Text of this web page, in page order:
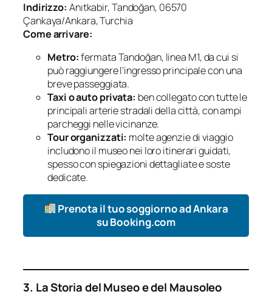
Indirizzo: Anıtkabir, Tandoğan, 06570
Çankaya/Ankara, Turchia
Come arrivare:
Metro:fermata Tandoğan, linea M1, da cui si
può raggiungere l’ingresso principale con una
breve passeggiata.
Taxi o auto privata: ben collegato con tutte le
principali arterie stradali della città, con ampi
parcheggi nelle vicinanze.
Tour organizzati: molte agenzie di viaggio
includono il museo nei loro itinerari guidati,
spesso con spiegazioni dettagliate e soste
dedicate.
Prenota il tuo soggiorno ad Ankara
su Booking.com
3. La Storia del Museo e del Mausoleo